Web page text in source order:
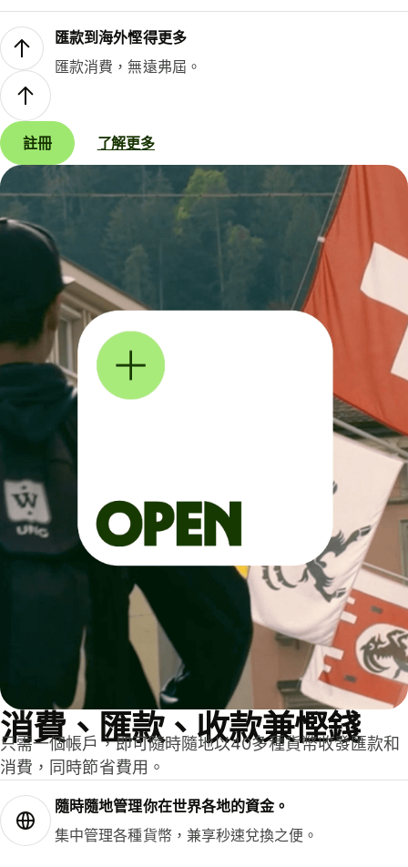
匯款到海外慳得更多
匯款消費，無遠弗屆。
註冊 了解更多
消費、匯款、收款兼慳錢
只需一個帳戶，即可隨時隨地以40多種貨幣收發匯款和
消費，同時節省費用。
隨時隨地管理你在世界各地的資金。
集中管理各種貨幣，兼享秒速兌換之便。